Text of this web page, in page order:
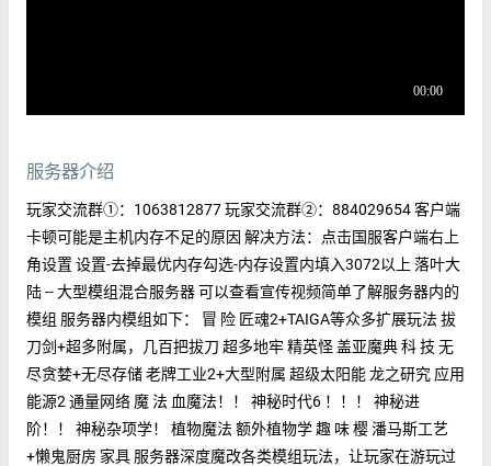
服务器介绍
玩家交流群①：1063812877 玩家交流群②：884029654 客户端
卡顿可能是主机内存不足的原因 解决方法：点击国服客户端右上
角设置 设置-去掉最优内存勾选-内存设置内填入3072以上 落叶大
陆 -- 大型模组混合服务器 可以查看宣传视频简单了解服务器内的
模组 服务器内模组如下： 冒 险 匠魂2+TAIGA等众多扩展玩法 拔
刀剑+超多附属，几百把拔刀 超多地牢 精英怪 盖亚魔典 科 技 无
尽贪婪+无尽存储 老牌工业2+大型附属 超级太阳能 龙之研究 应用
能源2 通量网络 魔 法 血魔法！！ 神秘时代6 ！！！ 神秘进
阶！！ 神秘杂项学！ 植物魔法 额外植物学 趣 味 樱 潘马斯工艺
+懒鬼厨房 家具 服务器深度魔改各类模组玩法，让玩家在游玩过